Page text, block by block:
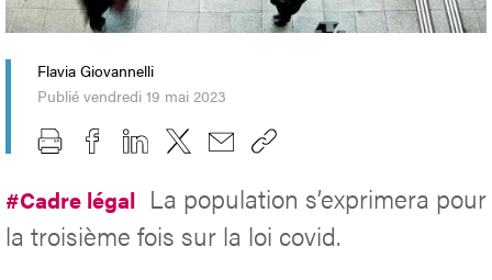
Flavia Giovannelli
Publié vendredi 19 mai 2023
#Cadre légal La population s’exprimera pour
la troisième fois sur la loi covid.